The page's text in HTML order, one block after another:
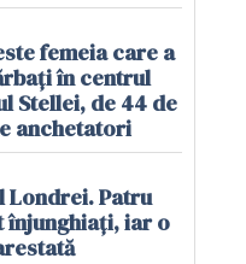
femeia care a
în centrul
Stellei, de 44 de
anchetatori
Londrei. Patru
înjunghiați, iar o